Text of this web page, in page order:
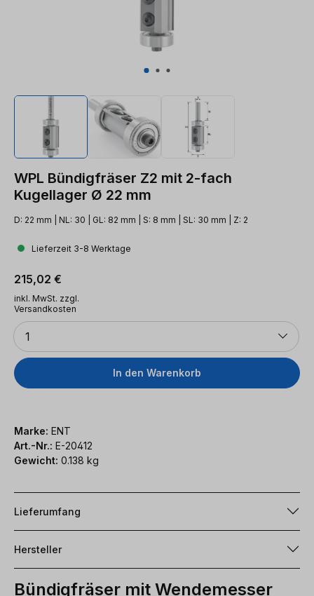
WPL Bündigfräser Z2 mit 2-fach
Kugellager Ø 22 mm
D: 22 mm | NL: 30 | GL: 82 mm | S: 8 mm | SL: 30 mm | Z: 2
Lieferzeit 3-8 Werktage
Regulärer Preis:
215,02 €
inkl. MwSt. zzgl.
Versandkosten
Anzahl
1
In den Warenkorb
Marke: ENT
Art.-Nr.: E-20412
Gewicht: 0.138 kg
Lieferumfang
Hersteller
Bündigfräser mit Wendemesser